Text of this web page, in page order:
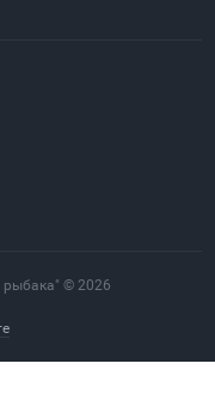
© 2026